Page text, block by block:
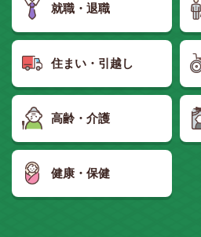
就職・退職
住まい・引越し
高齢・介護
健康・保健